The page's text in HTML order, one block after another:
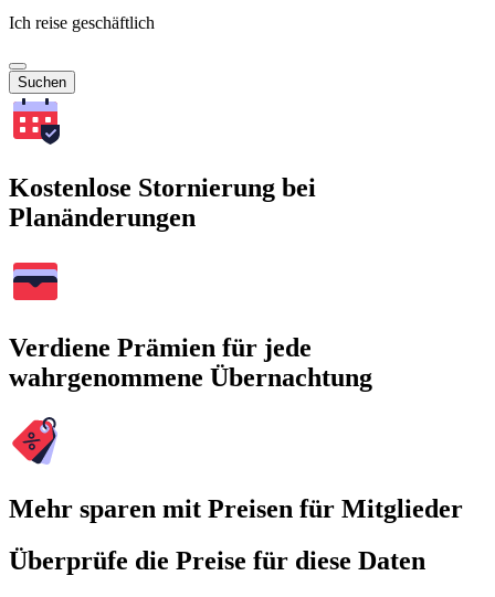
Ich reise geschäftlich
Suchen
Kostenlose Stornierung bei
Planänderungen
Verdiene Prämien für jede
wahrgenommene Übernachtung
Mehr sparen mit Preisen für Mitglieder
Überprüfe die Preise für diese Daten